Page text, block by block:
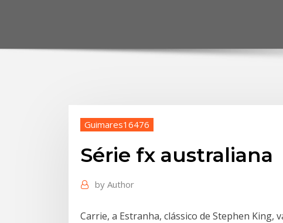
Guimares16476
Série fx australiana
by Author
Carrie, a Estranha, clássico de Stephen King,